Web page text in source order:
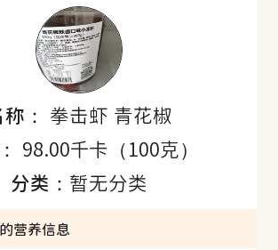
： 拳击虾 青花椒
98.00千卡（100克）
分类： 暂无分类
营养信息